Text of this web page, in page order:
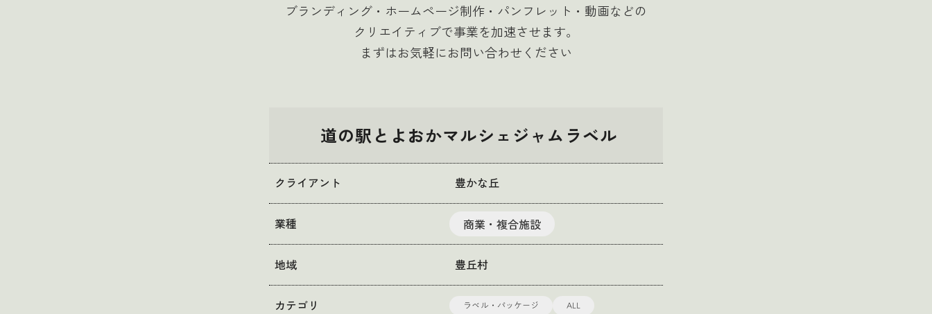
ブランディング・ホームページ制作・パンフレット・動画などの
クリエイティブで事業を加速させます。
まずはお気軽にお問い合わせください
道の駅とよおかマルシェジャムラベル
クライアント 豊かな丘
業種 商業・複合施設
地域 豊丘村
カテゴリ ラベル・パッケージ ALL